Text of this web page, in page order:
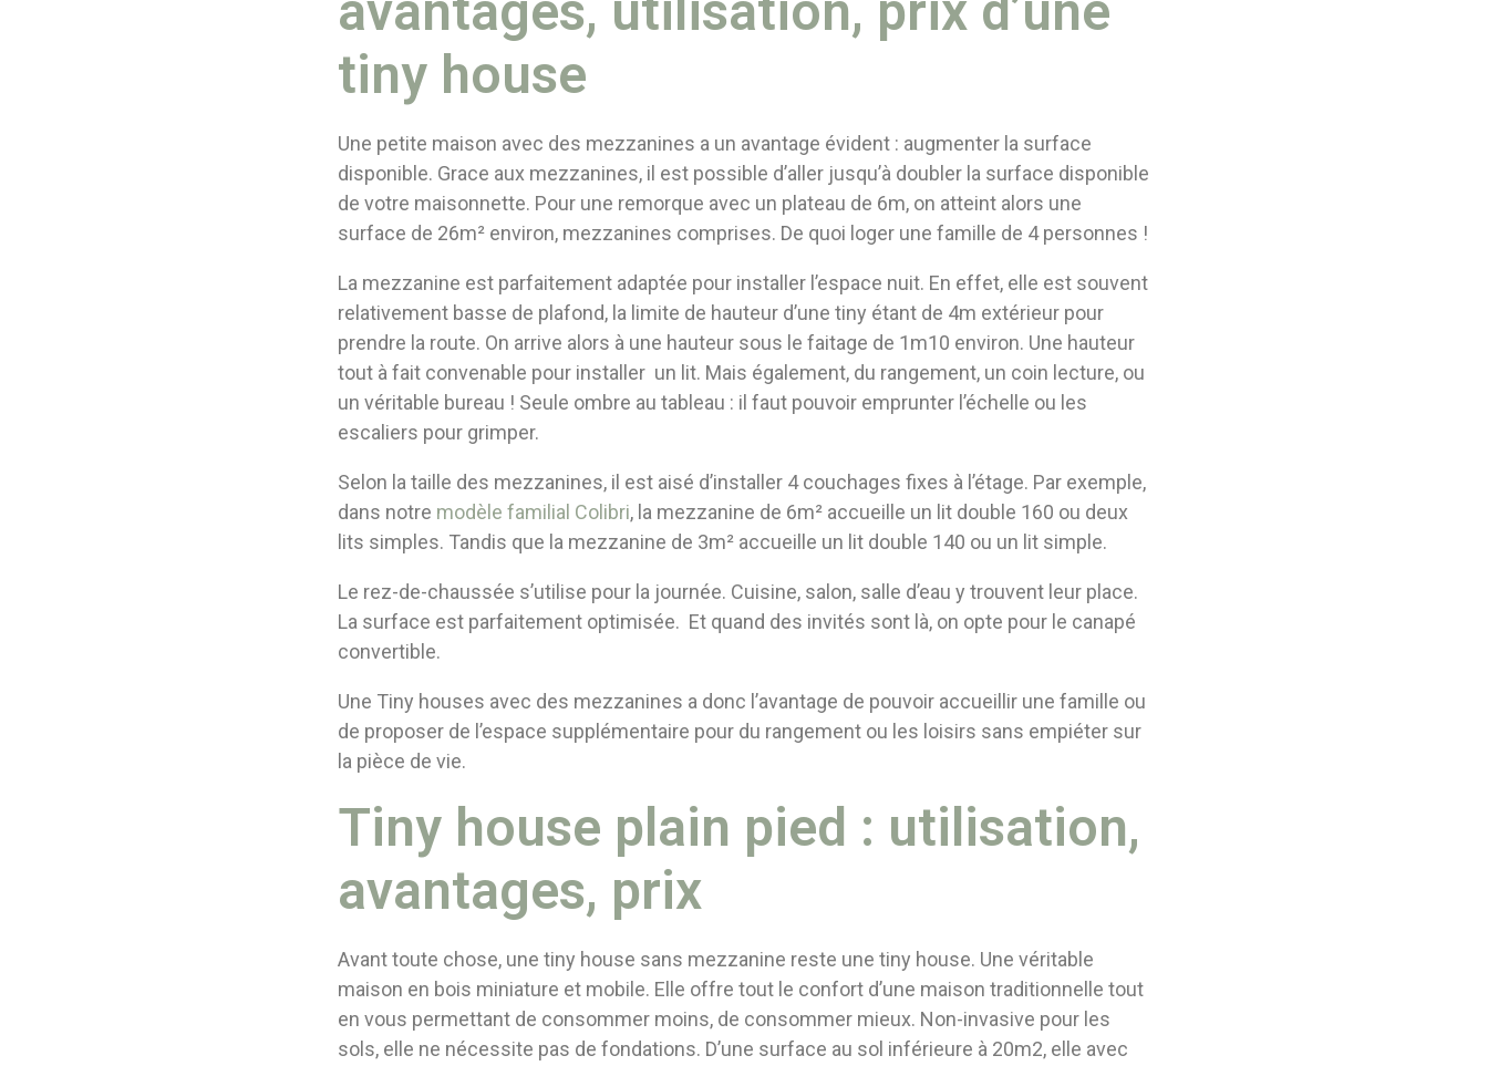
tiny house
Une petite maison avec des mezzanines a un avantage évident : augmenter la surface
disponible. Grace aux mezzanines, il est possible d’aller jusqu’à doubler la surface disponible
de votre maisonnette. Pour une remorque avec un plateau de 6m, on atteint alors une
surface de 26m² environ, mezzanines comprises. De quoi loger une famille de 4 personnes !
La mezzanine est parfaitement adaptée pour installer l’espace nuit. En effet, elle est souvent
relativement basse de plafond, la limite de hauteur d’une tiny étant de 4m extérieur pour
prendre la route. On arrive alors à une hauteur sous le faitage de 1m10 environ. Une hauteur
tout à fait convenable pour installer un lit. Mais également, du rangement, un coin lecture, ou
un véritable bureau ! Seule ombre au tableau : il faut pouvoir emprunter l’échelle ou les
escaliers pour grimper.
Selon la taille des mezzanines, il est aisé d’installer 4 couchages fixes à l’étage. Par exemple,
dans notre modèle familial Colibri, la mezzanine de 6m² accueille un lit double 160 ou deux
lits simples. Tandis que la mezzanine de 3m² accueille un lit double 140 ou un lit simple.
Le rez-de-chaussée s’utilise pour la journée. Cuisine, salon, salle d’eau y trouvent leur place.
La surface est parfaitement optimisée. Et quand des invités sont là, on opte pour le canapé
convertible.
Une Tiny houses avec des mezzanines a donc l’avantage de pouvoir accueillir une famille ou
de proposer de l’espace supplémentaire pour du rangement ou les loisirs sans empiéter sur
la pièce de vie.
Tiny house plain pied : utilisation,
avantages, prix
Avant toute chose, une tiny house sans mezzanine reste une tiny house. Une véritable
maison en bois miniature et mobile. Elle offre tout le confort d’une maison traditionnelle tout
en vous permettant de consommer moins, de consommer mieux. Non-invasive pour les
sols, elle ne nécessite pas de fondations. D’une surface au sol inférieure à 20m2, elle avec